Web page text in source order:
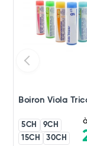
Boiron Viola
5CH
9CH
15CH
30CH